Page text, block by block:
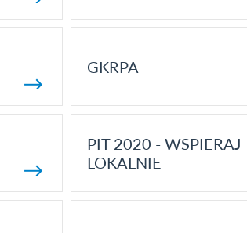
GKRPA
PIT 2020 - WSPIERAJ
LOKALNIE